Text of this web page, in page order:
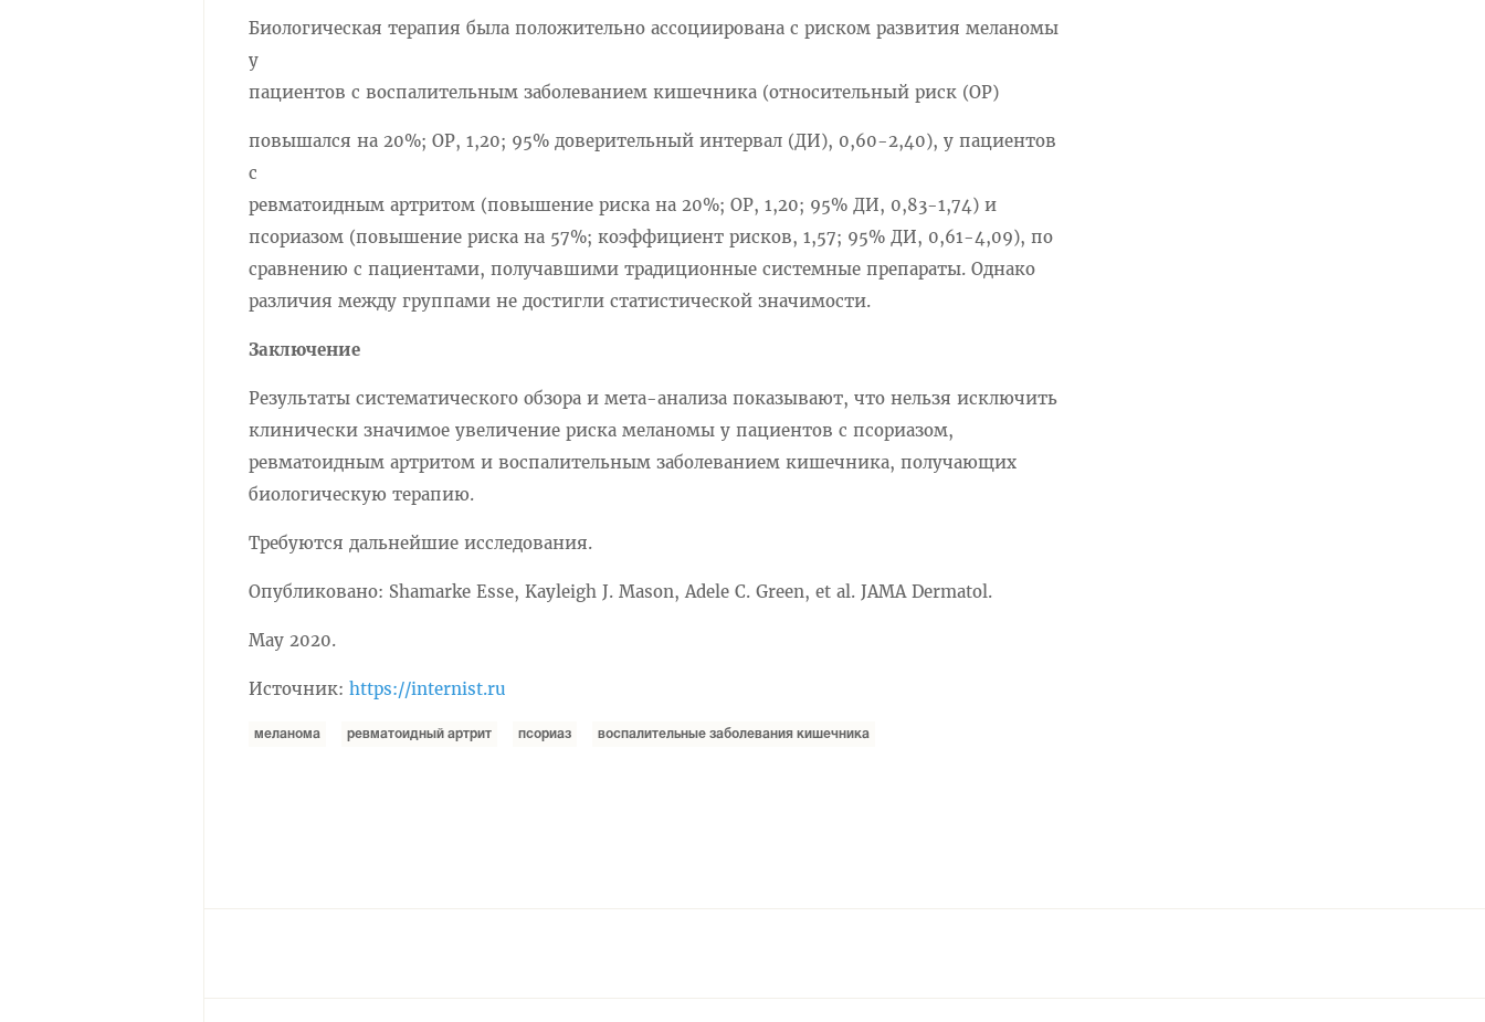
Биологическая терапия была положительно ассоциирована с риском развития меланомы
у
пациентов с воспалительным заболеванием кишечника (относительный риск (ОР)
повышался на 20%; ОР, 1,20; 95% доверительный интервал (ДИ), 0,60-2,40), у пациентов
с
ревматоидным артритом (повышение риска на 20%; ОР, 1,20; 95% ДИ, 0,83-1,74) и
псориазом (повышение риска на 57%; коэффициент рисков, 1,57; 95% ДИ, 0,61-4,09), по
сравнению с пациентами, получавшими традиционные системные препараты. Однако
различия между группами не достигли статистической значимости.
Заключение
Результаты систематического обзора и мета-анализа показывают, что нельзя исключить
клинически значимое увеличение риска меланомы у пациентов с псориазом,
ревматоидным артритом и воспалительным заболеванием кишечника, получающих
биологическую терапию.
Требуются дальнейшие исследования.
Опубликовано: Shamarke Esse, Kayleigh J. Mason, Adele C. Green, et al. JAMA Dermatol.
May 2020.
Источник: https://internist.ru
меланома ревматоидный артрит псориаз воспалительные заболевания кишечника